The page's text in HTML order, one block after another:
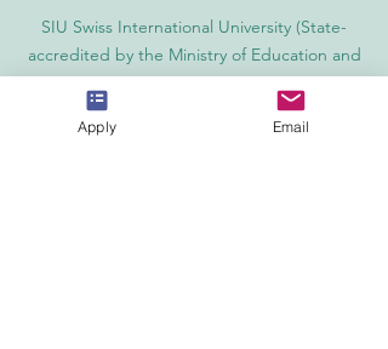
SIU Swiss International University (State-
accredited by the Ministry of Education and
Science KG, License No. LS240001853.)
ISB Academy (International Swiss Institute in
Apply Email